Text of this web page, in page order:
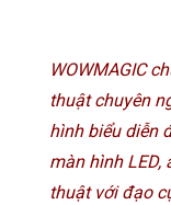
WOWMAGIC
thuật chuyên
hình biểu diễn
màn hình LED,
thuật với đạo